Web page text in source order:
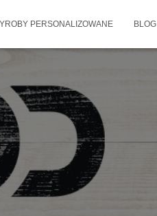
PERSONALIZOWANE BLOG